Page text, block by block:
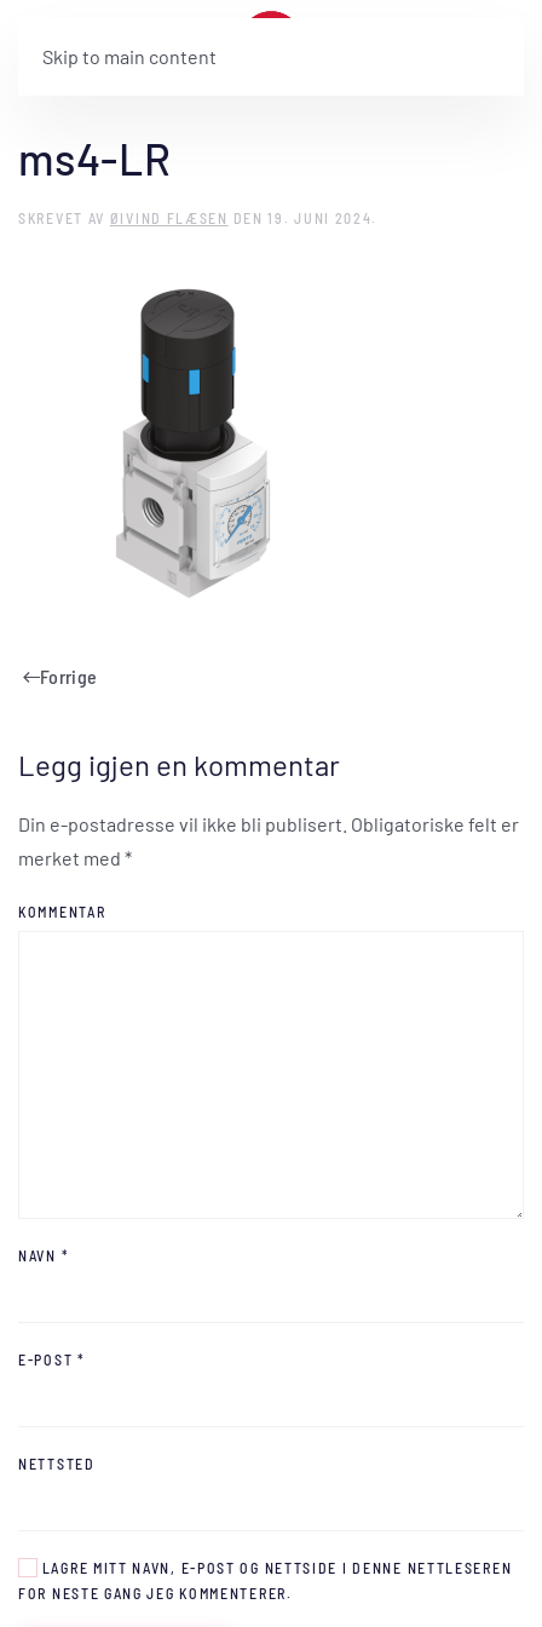
Skip to main content
ms4-LR
SKREVET AV ØIVIND FLÆSEN DEN19. JUNI 2024.
Forrige
Legg igjen en kommentar
Din e-postadresse vil ikke bli publisert. Obligatoriske felt er
merket med *
KOMMENTAR
NAVN *
E-POST *
NETTSTED
LAGRE MITT NAVN, E-POST OG NETTSIDE I DENNE NETTLESEREN
FOR NESTE GANG JEG KOMMENTERER.